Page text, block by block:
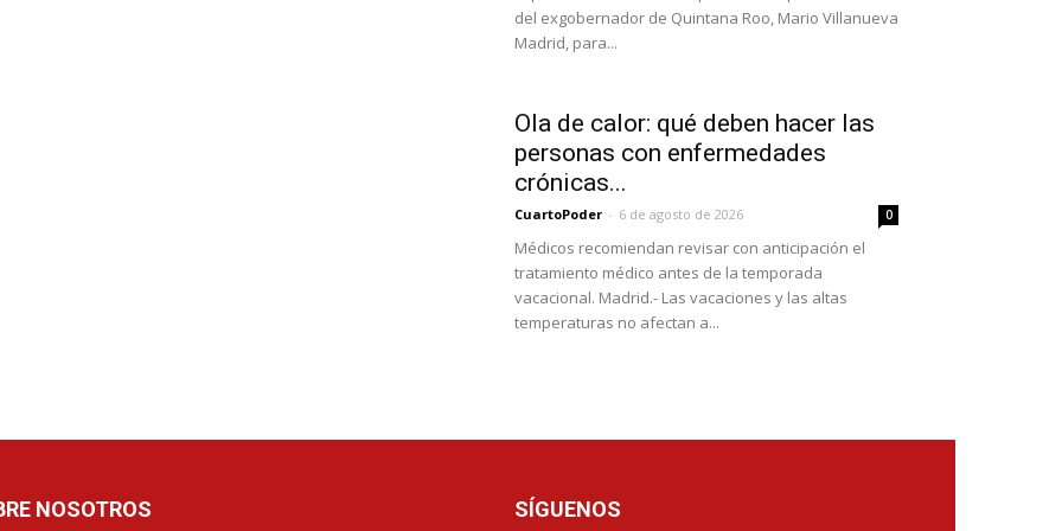
del exgobernador de Quintana Roo, Mario Villanueva
Madrid, para...
Ola de calor: qué deben hacer las
personas con enfermedades
crónicas...
CuartoPoder - 6 de agosto de 2026 0
Médicos recomiendan revisar con anticipación el
tratamiento médico antes de la temporada
vacacional. Madrid.- Las vacaciones y las altas
temperaturas no afectan a...
NOSOTROS SÍGUENOS